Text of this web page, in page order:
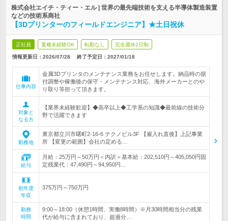
株式会社エイチ・ティー・エル | 世界の最先端技術を支える半導体製造装置
などの技術系商社
【3Dプリンターのフィールドエンジニア】★土日祝休
正社員 業種未経験OK 転勤なし 完全週休2日制
情報更新日：2026/07/28 終了予定日： 2027/01/18
仕事内容
金属3Dプリンタのメンテナンス業務をお任せします。納品時の据
付調整や稼働後の保守・メンテナンス対応、海外メーカーとのや
り取り等担って頂きます。
対象と
なる方
【業界未経験歓迎】◆高卒以上◆工学系の知識◆最前線の技術分
野で活躍できます
勤務地
東京都立川市曙町2-16-6 テクノビル3F 【雇入れ直後】上記事業
所 【変更の範囲】会社の定める…
給与
月給：25万円～50万円＜内訳＞基本給：202,510円～405,050円固
定残業代：47,490円～94,950円…
初年度
年収
375万円～750万円
勤務
時間
9:00～18:00（休憩1時間、実働8時間）※月30時間相当分の残業
代が給与に含まれており、超過分…